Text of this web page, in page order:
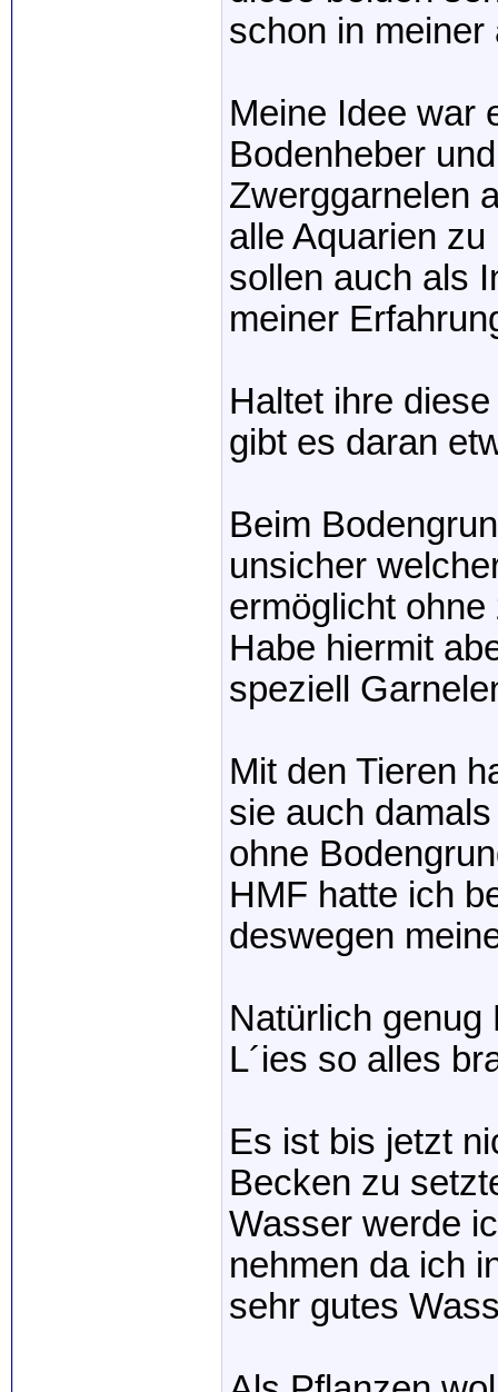
schon in meiner
Meine Idee war
Bodenheber
Zwerggarnelen
alle Aquarien
sollen auch als
meiner
Haltet ihre
gibt es daran
Beim
unsicher
ermöglicht
Habe hiermit
speziell
Mit den Tieren
sie auch
ohne
HMF hatte ich
deswegen
Natürlich genug
L´ies so alles
Es ist bis jetzt
Becken zu
Wasser werde
nehmen da ich
sehr gutes